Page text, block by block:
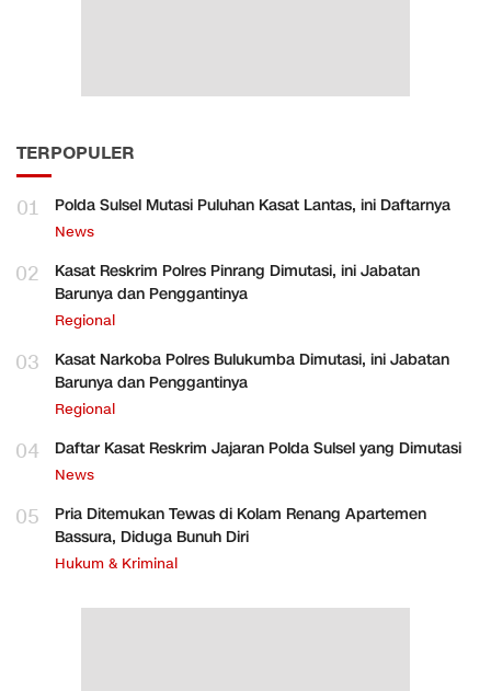
TERPOPULER
01 Polda Sulsel Mutasi Puluhan Kasat Lantas, ini Daftarnya
News
02
Kasat Reskrim Polres Pinrang Dimutasi, ini Jabatan
Barunya dan Penggantinya
Regional
03
Kasat Narkoba Polres Bulukumba Dimutasi, ini Jabatan
Barunya dan Penggantinya
Regional
04 Daftar Kasat Reskrim Jajaran Polda Sulsel yang Dimutasi
News
05
Pria Ditemukan Tewas di Kolam Renang Apartemen
Bassura, Diduga Bunuh Diri
Hukum & Kriminal